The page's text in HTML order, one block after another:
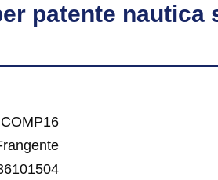
patente nautica
COMP16